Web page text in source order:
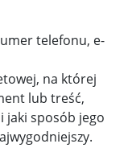
telefonu, e-
na której
lub treść,
jaki sposób jego